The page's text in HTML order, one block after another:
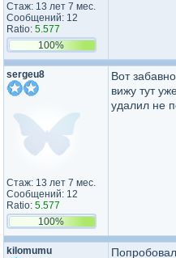
Стаж: 13 лет 7 мес.
Сообщений: 12
Ratio: 5.577
100%
sergeu8
Стаж: 13 лет 7 мес.
Сообщений: 12
Ratio: 5.577
100%
Вот
вижу тут
удалил не
kilomumu